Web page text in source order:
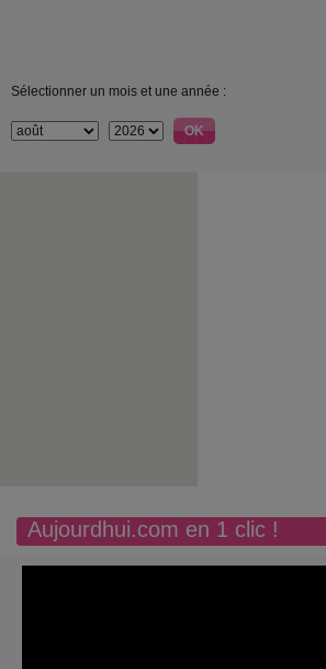
Sélectionner un mois et une année :
Aujourdhui.com en 1 clic !